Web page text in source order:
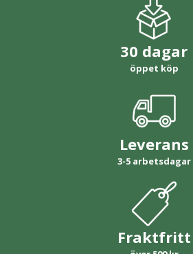
30 dagar
öppet köp
Leverans
3-5 arbetsdagar
Fraktfritt